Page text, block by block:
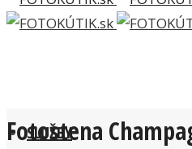
SLUŽBY
Fotostena